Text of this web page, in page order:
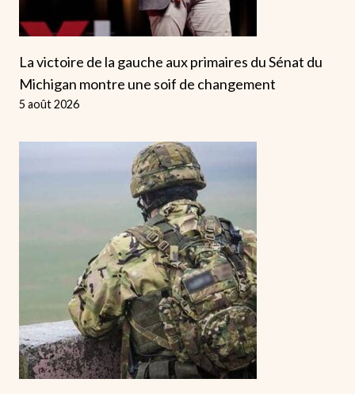
La victoire de la gauche aux primaires du Sénat du
Michigan montre une soif de changement
5 août 2026